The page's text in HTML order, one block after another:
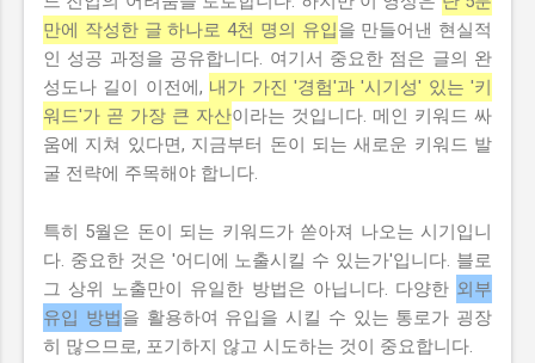
만에 작성한 글 하나로 4천 명의 유입을 만들어낸 현실적
인 성공 과정을 공유합니다. 여기서 중요한 점은 글의 완
성도나 길이 이전에, 내가 가진 '경험'과 '시기성' 있는 '키
워드'가 곧 가장 큰 자산이라는 것입니다. 메인 키워드 싸
움에 지쳐 있다면, 지금부터 돈이 되는 새로운 키워드 발
굴 전략에 주목해야 합니다.
특히 5월은 돈이 되는 키워드가 쏟아져 나오는 시기입니
다. 중요한 것은 '어디에 노출시킬 수 있는가'입니다. 블로
그 상위 노출만이 유일한 방법은 아닙니다. 다양한 외부
유입 방법을 활용하여 유입을 시킬 수 있는 통로가 굉장
히 많으므로, 포기하지 않고 시도하는 것이 중요합니다.